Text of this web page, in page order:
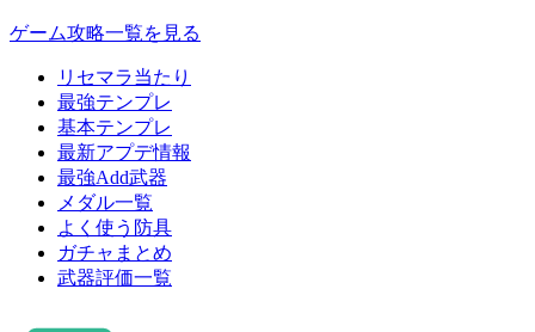
ゲーム攻略一覧を見る
リセマラ当たり
最強テンプレ
基本テンプレ
最新アプデ情報
最強Add武器
メダル一覧
よく使う防具
ガチャまとめ
武器評価一覧